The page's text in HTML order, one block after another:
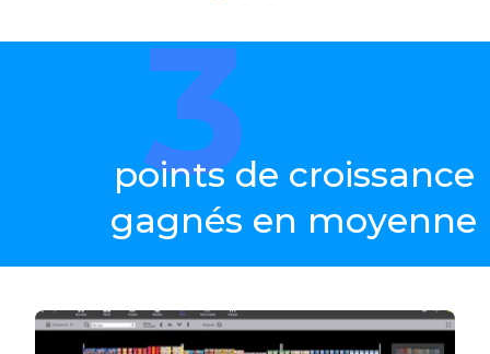
3
points de croissance
gagnés en moyenne